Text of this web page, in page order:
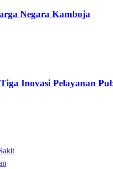
Negara Kamboja
Inovasi Pelayanan